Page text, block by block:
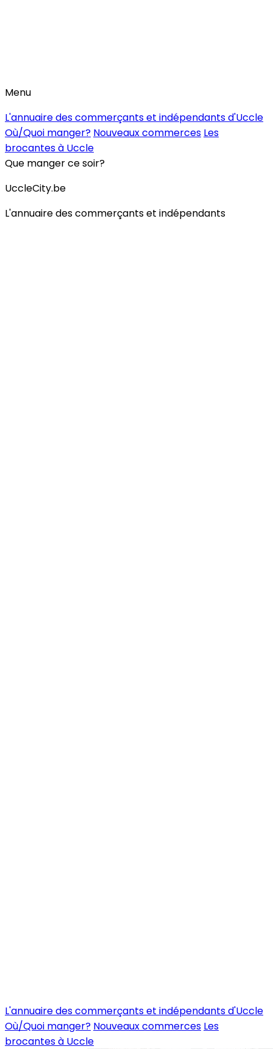
Menu
L'annuaire des commerçants et indépendants d'Uccle
Où/Quoi manger? Nouveaux commerces Les
brocantes à Uccle
Que manger ce soir?
UccleCity.be
L'annuaire des commerçants et indépendants
L'annuaire des commerçants et indépendants d'Uccle
Où/Quoi manger? Nouveaux commerces Les
brocantes à Uccle